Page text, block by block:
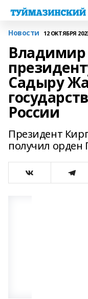
Новости 12 ОКТЯБРЯ
Владимир
Садыру
России
Президент
получил орден